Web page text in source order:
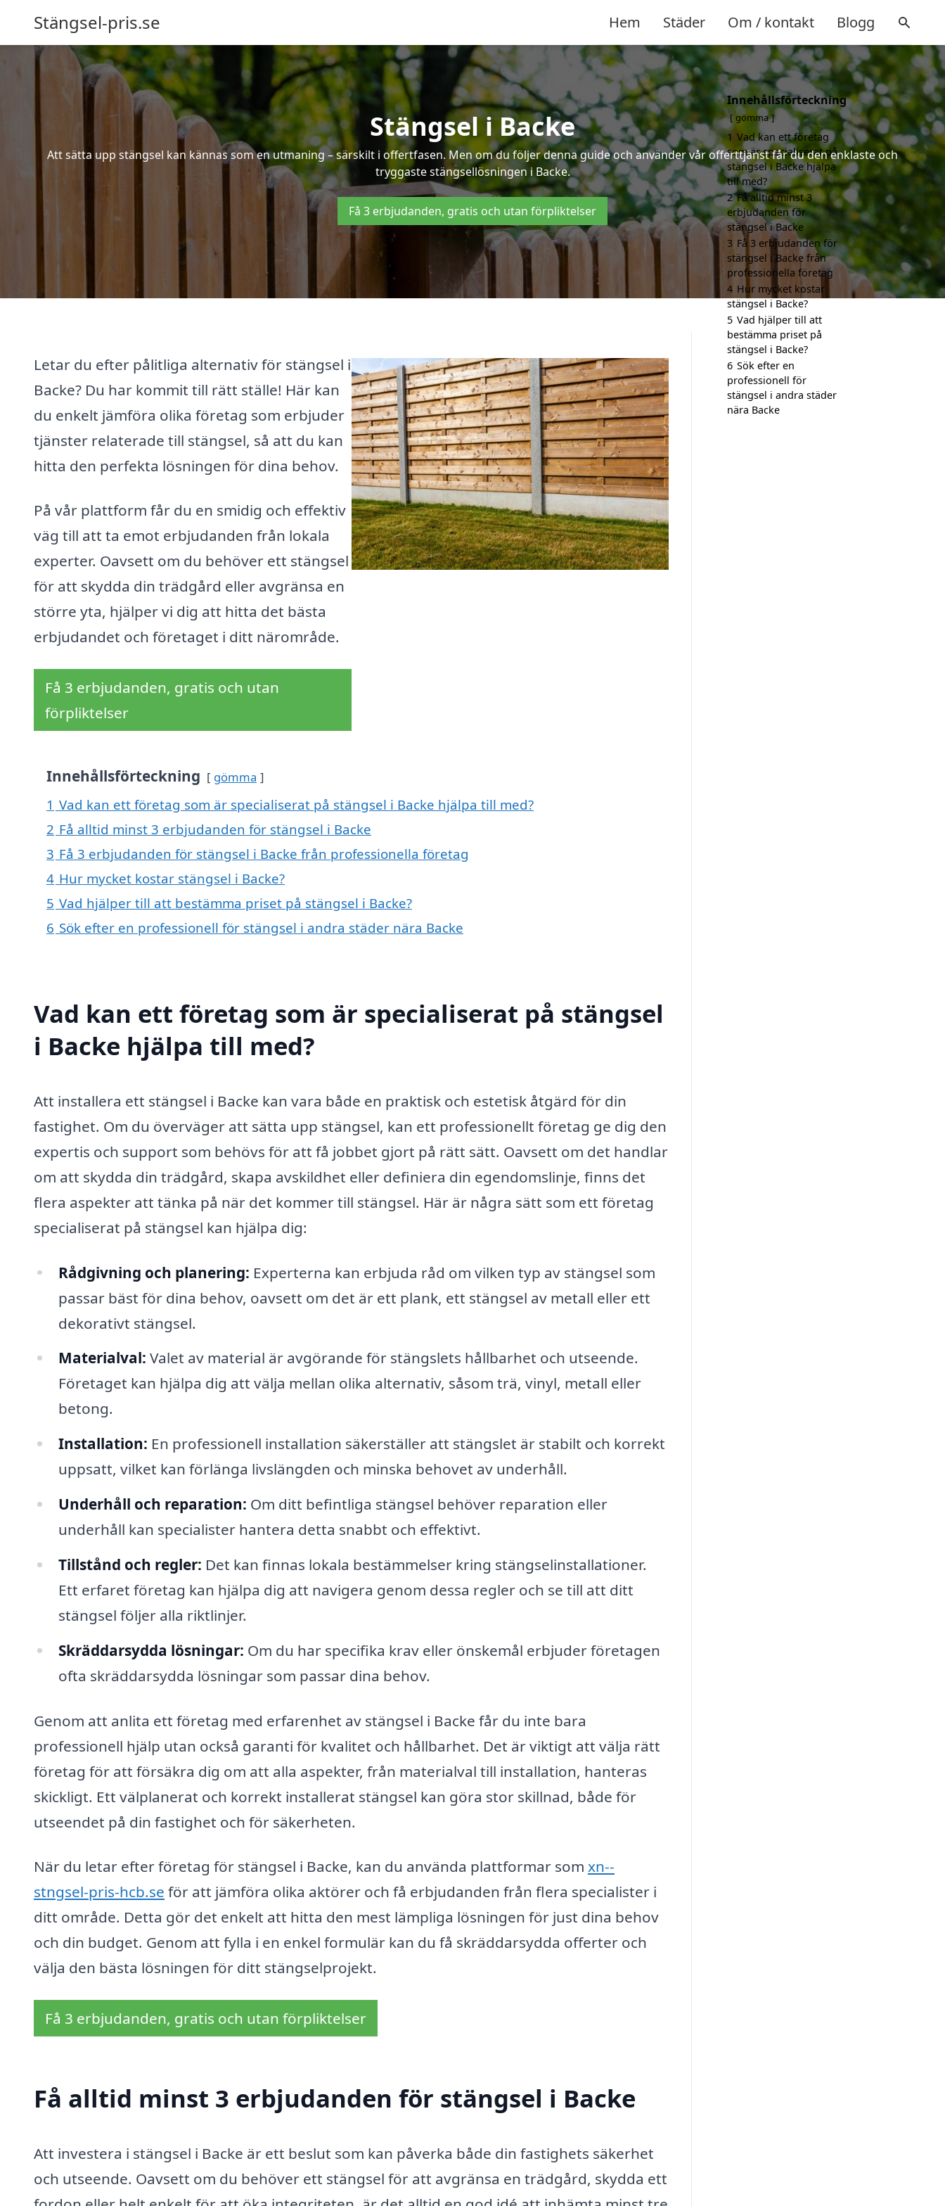
Stängsel-pris.se Hem Städer Om / kontakt Blogg
Stängsel i Backe
Att sätta upp stängsel kan kännas som en utmaning – särskilt i offertfasen. Men om du följer denna guide och använder vår offerttjänst får du den enklaste och
tryggaste stängsellösningen i Backe.
Få 3 erbjudanden, gratis och utan förpliktelser
Letar du efter pålitliga alternativ för stängsel i
Backe? Du har kommit till rätt ställe! Här kan
du enkelt jämföra olika företag som erbjuder
tjänster relaterade till stängsel, så att du kan
hitta den perfekta lösningen för dina behov.
På vår plattform får du en smidig och effektiv
väg till att ta emot erbjudanden från lokala
experter. Oavsett om du behöver ett stängsel
för att skydda din trädgård eller avgränsa en
större yta, hjälper vi dig att hitta det bästa
erbjudandet och företaget i ditt närområde.
Få 3 erbjudanden, gratis och utan
förpliktelser
Innehållsförteckning gömma
1 Vad kan ett företag som är specialiserat på stängsel i Backe hjälpa till med?
2 Få alltid minst 3 erbjudanden för stängsel i Backe
3 Få 3 erbjudanden för stängsel i Backe från professionella företag
4 Hur mycket kostar stängsel i Backe?
5 Vad hjälper till att bestämma priset på stängsel i Backe?
6 Sök efter en professionell för stängsel i andra städer nära Backe
Vad kan ett företag som är specialiserat på stängsel
i Backe hjälpa till med?
Att installera ett stängsel i Backe kan vara både en praktisk och estetisk åtgärd för din
fastighet. Om du överväger att sätta upp stängsel, kan ett professionellt företag ge dig den
expertis och support som behövs för att få jobbet gjort på rätt sätt. Oavsett om det handlar
om att skydda din trädgård, skapa avskildhet eller definiera din egendomslinje, finns det
flera aspekter att tänka på när det kommer till stängsel. Här är några sätt som ett företag
specialiserat på stängsel kan hjälpa dig:
Rådgivning och planering: Experterna kan erbjuda råd om vilken typ av stängsel som
passar bäst för dina behov, oavsett om det är ett plank, ett stängsel av metall eller ett
dekorativt stängsel.
Materialval: Valet av material är avgörande för stängslets hållbarhet och utseende.
Företaget kan hjälpa dig att välja mellan olika alternativ, såsom trä, vinyl, metall eller
betong.
Installation: En professionell installation säkerställer att stängslet är stabilt och korrekt
uppsatt, vilket kan förlänga livslängden och minska behovet av underhåll.
Underhåll och reparation: Om ditt befintliga stängsel behöver reparation eller
underhåll kan specialister hantera detta snabbt och effektivt.
Tillstånd och regler: Det kan finnas lokala bestämmelser kring stängselinstallationer.
Ett erfaret företag kan hjälpa dig att navigera genom dessa regler och se till att ditt
stängsel följer alla riktlinjer.
Skräddarsydda lösningar: Om du har specifika krav eller önskemål erbjuder företagen
ofta skräddarsydda lösningar som passar dina behov.
Genom att anlita ett företag med erfarenhet av stängsel i Backe får du inte bara
professionell hjälp utan också garanti för kvalitet och hållbarhet. Det är viktigt att välja rätt
företag för att försäkra dig om att alla aspekter, från materialval till installation, hanteras
skickligt. Ett välplanerat och korrekt installerat stängsel kan göra stor skillnad, både för
utseendet på din fastighet och för säkerheten.
När du letar efter företag för stängsel i Backe, kan du använda plattformar som xn--
stngsel-pris-hcb.se för att jämföra olika aktörer och få erbjudanden från flera specialister i
ditt område. Detta gör det enkelt att hitta den mest lämpliga lösningen för just dina behov
och din budget. Genom att fylla i en enkel formulär kan du få skräddarsydda offerter och
välja den bästa lösningen för ditt stängselprojekt.
Få 3 erbjudanden, gratis och utan förpliktelser
Få alltid minst 3 erbjudanden för stängsel i Backe
Att investera i stängsel i Backe är ett beslut som kan påverka både din fastighets säkerhet
och utseende. Oavsett om du behöver ett stängsel för att avgränsa en trädgård, skydda ett
Innehållsförteckning
gömma
1 Vad kan ett företag
som är specialiserat på
stängsel i Backe hjälpa
till med?
2 Få alltid minst 3
erbjudanden för
stängsel i Backe
3 Få 3 erbjudanden för
stängsel i Backe från
professionella företag
4 Hur mycket kostar
stängsel i Backe?
5 Vad hjälper till att
bestämma priset på
stängsel i Backe?
6 Sök efter en
professionell för
stängsel i andra städer
nära Backe